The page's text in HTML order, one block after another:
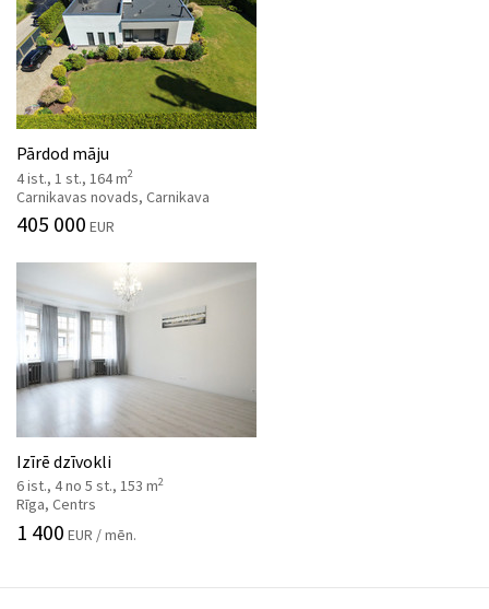
Pārdod māju
4 ist., 1 st., 164 m2
Carnikavas novads, Carnikava
405 000 EUR
Izīrē dzīvokli
6 ist., 4 no 5 st., 153 m2
Rīga, Centrs
1 400 EUR / mēn.